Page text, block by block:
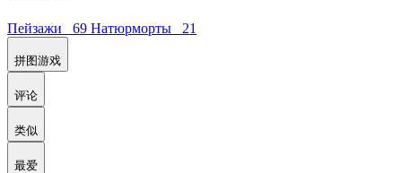
Пейзажи 69 Натюрморты 21
拼图游戏
评论
类似
最爱